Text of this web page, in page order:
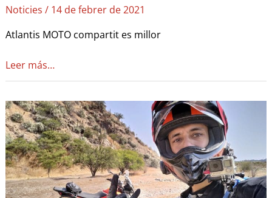
Noticies / 14 de febrer de 2021
Atlantis MOTO compartit es millor
Leer más…
Aravea
–
“De
Paseo
en
Moto”